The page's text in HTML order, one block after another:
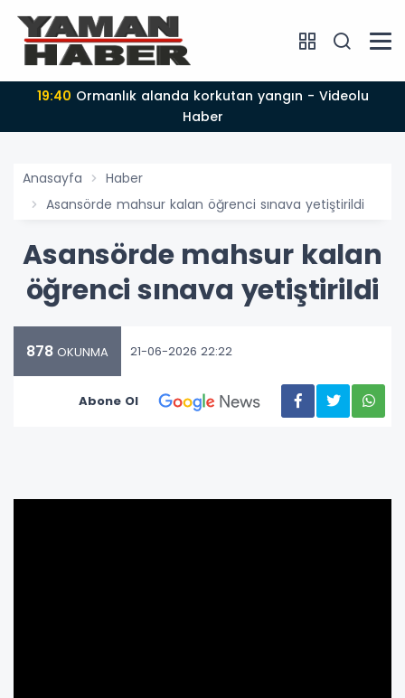
19:40
Haber
Anasayfa
Haber
Asansörde mahsur kalan öğrenci sınava yetiştirildi
Asansörde mahsur kalan
öğrenci sınava yetiştirildi
878 OKUNMA 21-06-2026 22:22
Abone Ol